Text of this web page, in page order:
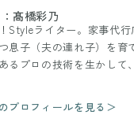
髙橋彩乃
Styleライター。家事代
息子（夫の連れ子）を育
るプロの技術を生かし
プロフィールを見る＞